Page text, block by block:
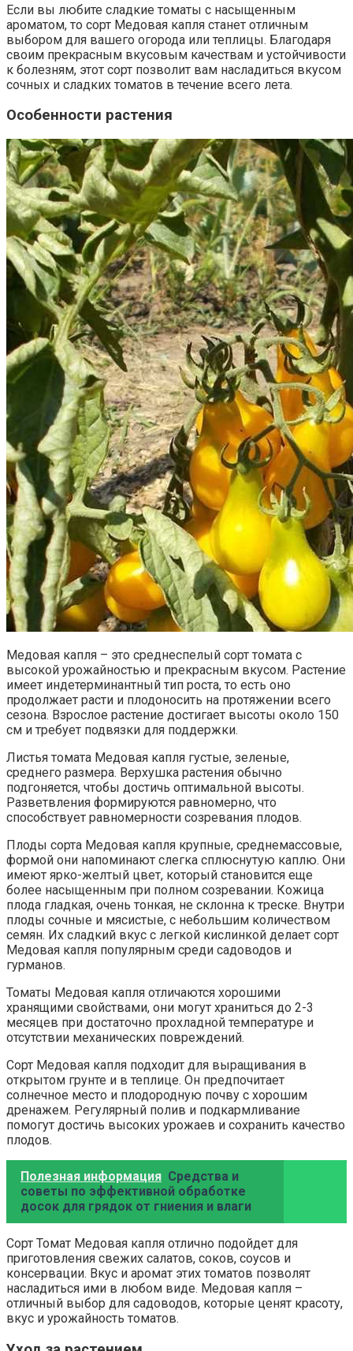
Если вы любите сладкие томаты с насыщенным
ароматом, то сорт Медовая капля станет отличным
выбором для вашего огорода или теплицы. Благодаря
своим прекрасным вкусовым качествам и устойчивости
к болезням, этот сорт позволит вам насладиться вкусом
сочных и сладких томатов в течение всего лета.
Особенности растения
Медовая капля – это среднеспелый сорт томата с
высокой урожайностью и прекрасным вкусом. Растение
имеет индетерминантный тип роста, то есть оно
продолжает расти и плодоносить на протяжении всего
сезона. Взрослое растение достигает высоты около 150
см и требует подвязки для поддержки.
Листья томата Медовая капля густые, зеленые,
среднего размера. Верхушка растения обычно
подгоняется, чтобы достичь оптимальной высоты.
Разветвления формируются равномерно, что
способствует равномерности созревания плодов.
Плоды сорта Медовая капля крупные, среднемассовые,
формой они напоминают слегка сплюснутую каплю. Они
имеют ярко-желтый цвет, который становится еще
более насыщенным при полном созревании. Кожица
плода гладкая, очень тонкая, не склонна к треске. Внутри
плоды сочные и мясистые, с небольшим количеством
семян. Их сладкий вкус с легкой кислинкой делает сорт
Медовая капля популярным среди садоводов и
гурманов.
Томаты Медовая капля отличаются хорошими
хранящими свойствами, они могут храниться до 2-3
месяцев при достаточно прохладной температуре и
отсутствии механических повреждений.
Сорт Медовая капля подходит для выращивания в
открытом грунте и в теплице. Он предпочитает
солнечное место и плодородную почву с хорошим
дренажем. Регулярный полив и подкармливание
помогут достичь высоких урожаев и сохранить качество
плодов.
Полезная информация Средства и
советы по эффективной обработке
досок для грядок от гниения и влаги
Сорт Томат Медовая капля отлично подойдет для
приготовления свежих салатов, соков, соусов и
консервации. Вкус и аромат этих томатов позволят
насладиться ими в любом виде. Медовая капля –
отличный выбор для садоводов, которые ценят красоту,
вкус и урожайность томатов.